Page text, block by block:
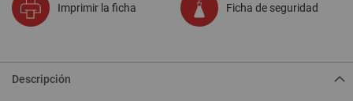
Imprimir la ficha Ficha de seguridad
Descripción